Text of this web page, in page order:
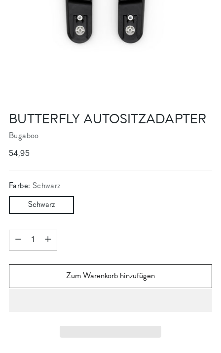
BUTTERFLY AUTOSITZADAPTER
Bugaboo
Regulärer
54,95
Farbe: Schwarz
Schwarz
Menge
Menge
Zum Warenkorb hinzufügen